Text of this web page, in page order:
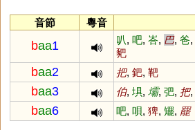
音節 粵音
baa1 叭, 吧, 峇, 巴, 爸,
豝
baa2 把, 鈀, 靶
baa3 伯, 埧, 壩, 弝, 把,
baa6 吧, 唄, 猈, 矲, 罷